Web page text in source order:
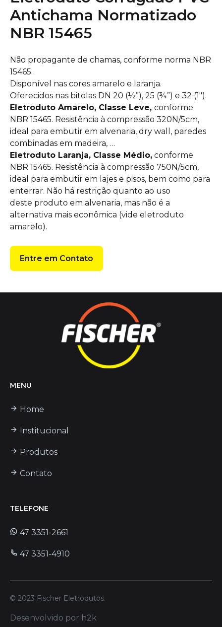
Antichama Normatizado
NBR 15465
Não propagante de chamas, conforme norma NBR
15465.
Disponível nas cores amarelo e laranja.
Oferecidos nas bitolas DN 20 (½”), 25 (¾”) e 32 (1″).
Eletroduto Amarelo, Classe Leve, conforme
NBR 15465. Resistência à compressão 320N/5cm,
ideal para embutir em alvenaria, dry wall, paredes
combinadas em madeira, …
Eletroduto Laranja, Classe Médio, conforme
NBR 15465. Resistência à compressão 750N/5cm,
ideal para embutir em lajes e pisos, bem como para
enterrar. Não há restrição quanto ao uso
deste produto em alvenaria, mas não é a
alternativa mais econômica (vide eletroduto
amarelo).
Entre em Contato
MENU
Home
Institucional
Produtos
Contato
TELEFONE
47 3351-2661
47 3351-4910
© 2023 Fischer Eletrodutos.
Desenvolvido por h2k